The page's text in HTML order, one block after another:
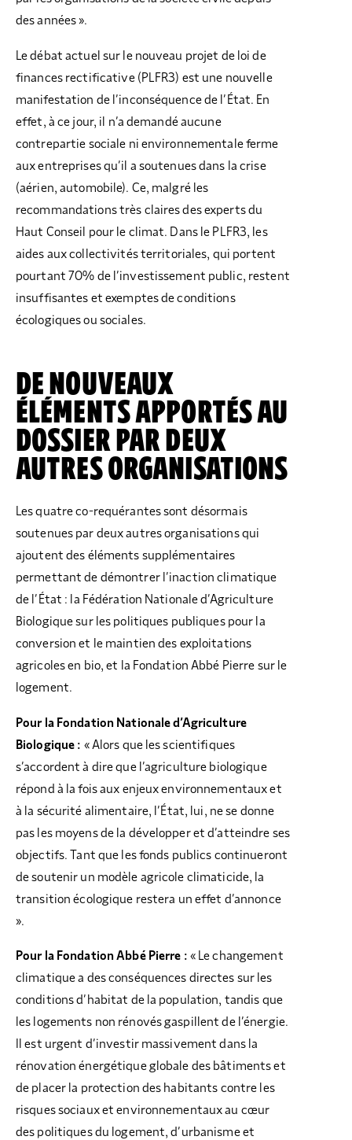
des années ».
Le débat actuel sur le nouveau projet de loi de
finances rectificative (PLFR3) est une nouvelle
manifestation de l’inconséquence de l’État. En
effet, à ce jour, il n’a demandé aucune
contrepartie sociale ni environnementale ferme
aux entreprises qu’il a soutenues dans la crise
(aérien, automobile). Ce, malgré les
recommandations très claires des experts du
Haut Conseil pour le climat. Dans le PLFR3, les
aides aux collectivités territoriales, qui portent
pourtant 70% de l’investissement public, restent
insuffisantes et exemptes de conditions
écologiques ou sociales.
DE NOUVEAUX
ÉLÉMENTS APPORTÉS AU
DOSSIER PAR DEUX
AUTRES ORGANISATIONS
Les quatre co-requérantes sont désormais
soutenues par deux autres organisations qui
ajoutent des éléments supplémentaires
permettant de démontrer l’inaction climatique
de l’État : la Fédération Nationale d’Agriculture
Biologique sur les politiques publiques pour la
conversion et le maintien des exploitations
agricoles en bio, et la Fondation Abbé Pierre sur le
logement.
Pour la Fondation Nationale d’Agriculture
Biologique : « Alors que les scientifiques
s’accordent à dire que l’agriculture biologique
répond à la fois aux enjeux environnementaux et
à la sécurité alimentaire, l’État, lui, ne se donne
pas les moyens de la développer et d’atteindre ses
objectifs. Tant que les fonds publics continueront
de soutenir un modèle agricole climaticide, la
transition écologique restera un effet d’annonce
».
Pour la Fondation Abbé Pierre : « Le changement
climatique a des conséquences directes sur les
conditions d’habitat de la population, tandis que
les logements non rénovés gaspillent de l’énergie.
Il est urgent d’investir massivement dans la
rénovation énergétique globale des bâtiments et
de placer la protection des habitants contre les
risques sociaux et environnementaux au cœur
des politiques du logement, d’urbanisme et